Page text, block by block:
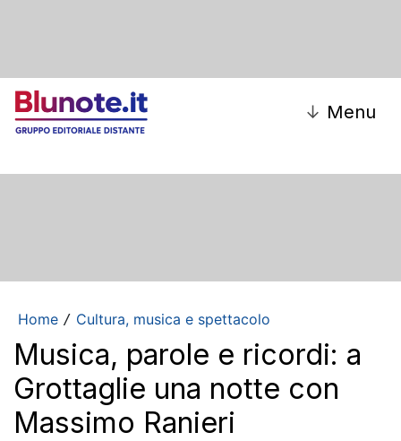
↓ Menu
Home / Cultura, musica e spettacolo
Musica, parole e ricordi: a
Grottaglie una notte con
Massimo Ranieri